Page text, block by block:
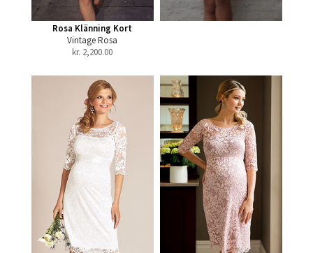
Rosa Klänning Kort
Vintage Rosa
kr. 2,200.00